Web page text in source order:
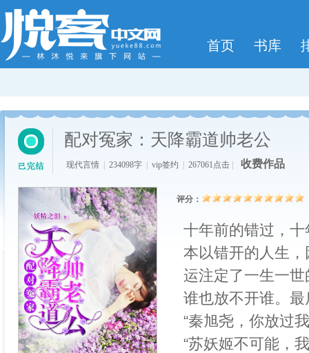
首页 书库
配对冤家：天降霸道帅老公
现代言情 234098字 vip签约 267061点击 收费作品
评分：
十年前的错过，
本以错开的人生
运注定了一生一
谁也放不开谁。
“秦旭尧，你放过
“苏妖姬不可能，